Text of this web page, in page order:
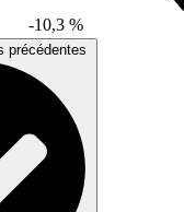
-10,3 %
précédentes